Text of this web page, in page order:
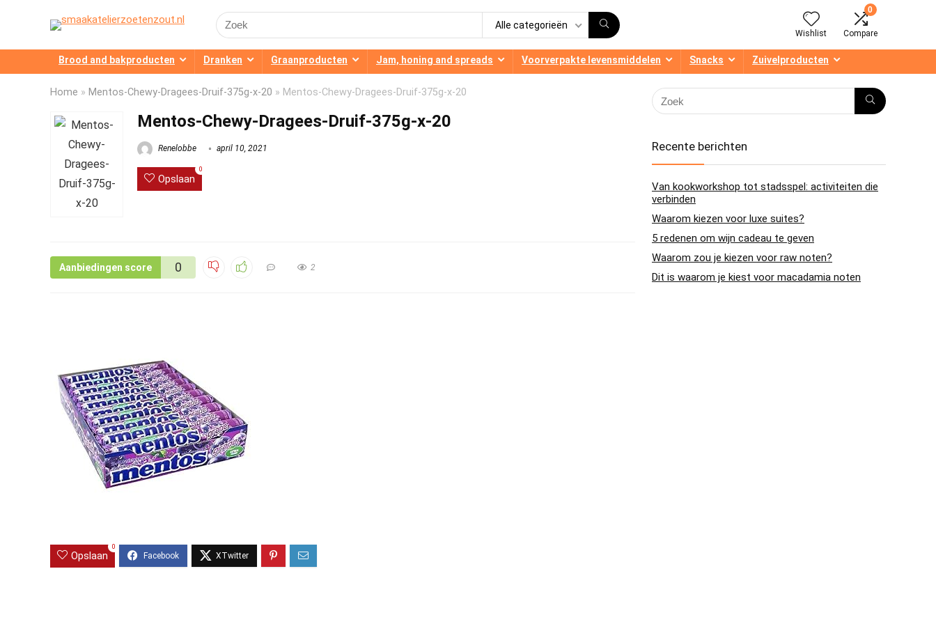
Search
for:
Alle categorieën
Wishlist
0
Compare
Brood and bakproducten Dranken Graanproducten Jam, honing and spreads Voorverpakte levensmiddelen Snacks Zuivelproducten
Home » Mentos-Chewy-Dragees-Druif-375g-x-20 » Mentos-Chewy-Dragees-Druif-375g-x-20
Mentos-Chewy-Dragees-Druif-375g-x-20
Renelobbe april 10, 2021
Opslaan
0
Aanbiedingen score 0 2
Opslaan
0
Recente berichten
Van kookworkshop tot stadsspel: activiteiten die
verbinden
Waarom kiezen voor luxe suites?
5 redenen om wijn cadeau te geven
Waarom zou je kiezen voor raw noten?
Dit is waarom je kiest voor macadamia noten